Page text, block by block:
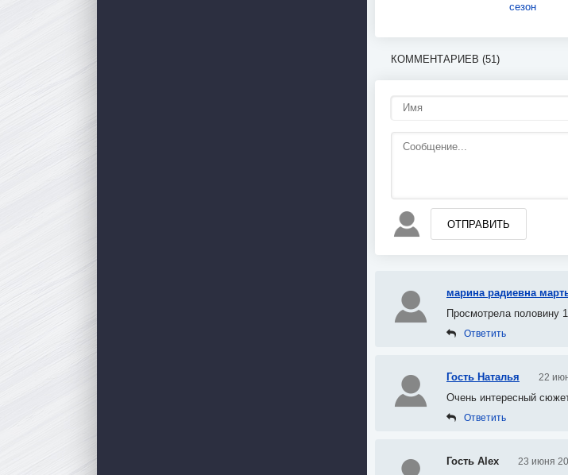
сезон
КОММЕНТАРИЕВ (51)
ОТПРАВИТЬ
марина радиевна
Просмотрела половину
Ответить
Гость Наталья 22
Очень интересный
Ответить
Гость Alex 23 июня